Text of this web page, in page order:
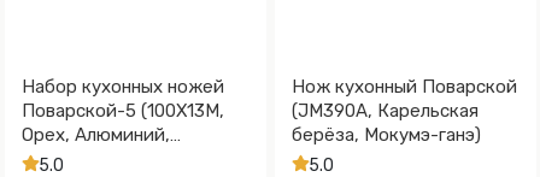
Набор кухонных ножей
Поварской-5 (100Х13М,
Орех, Алюминий,
Обработка клинка
5.0
Нож кухонный Поварской
(JM390A, Карельская
берёза, Мокумэ-ганэ)
5.0